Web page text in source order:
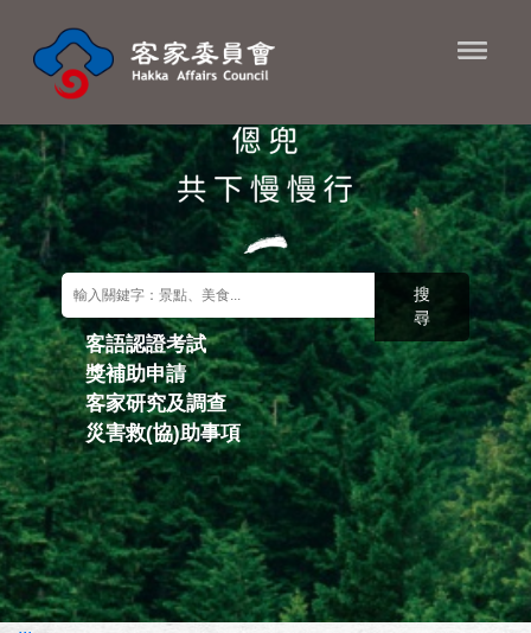
關鍵字搜尋
客語認證考試
獎補助申請
客家研究及調查
災害救(協)助事項
搜
尋